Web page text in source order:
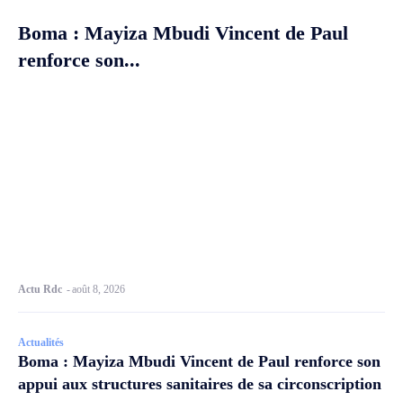
Boma : Mayiza Mbudi Vincent de Paul
renforce son...
Actu Rdc -août 8, 2026
Actualités
Boma : Mayiza Mbudi Vincent de Paul renforce son
appui aux structures sanitaires de sa circonscription